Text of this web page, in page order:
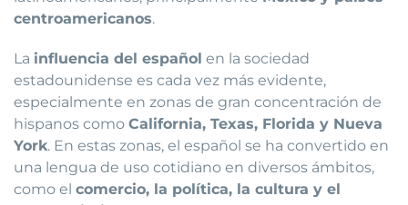
centroamericanos.
La influencia del español en la sociedad
estadounidense es cada vez más evidente,
especialmente en zonas de gran concentración de
hispanos como California, Texas, Florida y Nueva
York. En estas zonas, el español se ha convertido en
una lengua de uso cotidiano en diversos ámbitos,
como el comercio, la política, la cultura y el